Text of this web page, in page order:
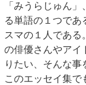
「みうらじゅん
る単語の１つであ
スマの１人である
の俳優さんやアイ
りたい、そんな
このエッセイ集で